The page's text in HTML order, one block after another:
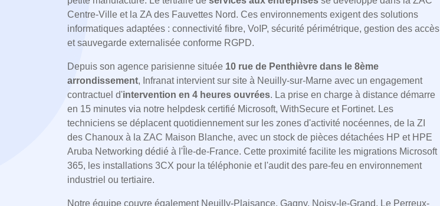
Centre-Ville et la ZA des Fauvettes Nord. Ces environnements exigent des solutions
informatiques adaptées : connectivité fibre, VoIP, sécurité périmétrique, gestion des accès
et sauvegarde externalisée conforme RGPD.
Depuis son agence parisienne située 10 rue de Penthièvre dans le 8ème
arrondissement, Infranat intervient sur site à Neuilly-sur-Marne avec un engagement
contractuel d'intervention en 4 heures ouvrées. La prise en charge à distance démarre
en 15 minutes via notre helpdesk certifié Microsoft, WithSecure et Fortinet. Les
techniciens se déplacent quotidiennement sur les zones d'activité nocéennes, de la ZI
des Chanoux à la ZAC Maison Blanche, avec un stock de pièces détachées HP et HPE
Aruba Networking dédié à l'Île-de-France. Cette proximité facilite les migrations Microsoft
365, les installations 3CX pour la téléphonie et l'audit des pare-feu en environnement
industriel ou tertiaire.
Notre équipe couvre également Neuilly-Plaisance, Gagny, Noisy-le-Grand, Le Perreux-